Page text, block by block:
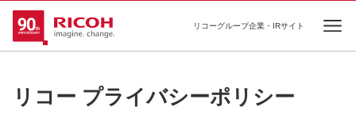
リコーグループ企業・IRサイト
リコー プライバシーポリシー